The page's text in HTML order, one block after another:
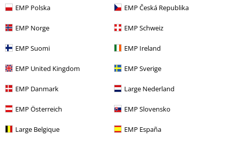
EMP Polska EMP Česká Republika
EMP Norge EMP Schweiz
EMP Suomi EMP Ireland
EMP United Kingdom EMP Sverige
EMP Danmark Large Nederland
EMP Österreich EMP Slovensko
Large Belgique EMP España
Más categorías. Más opciones
Marcas Ropa
Nuevo Zapatos
Estilos Básicos Basics Hombre
Estilos Básicos
Estilos Básicos Ropa